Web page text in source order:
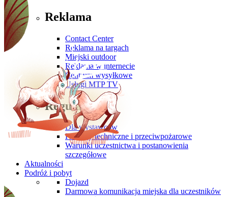
Reklama
Contact Center
Reklama na targach
Miejski outdoor
Reklama w internecie
Centrum wysyłkowe
Usługi MTP TV
Regulaminy
Dla wystawców
Przepisy techniczne i przeciwpożarowe
Warunki uczestnictwa i postanowienia
szczegółowe
Aktualności
Podróż i pobyt
Dojazd
Darmowa komunikacja miejska dla uczestników